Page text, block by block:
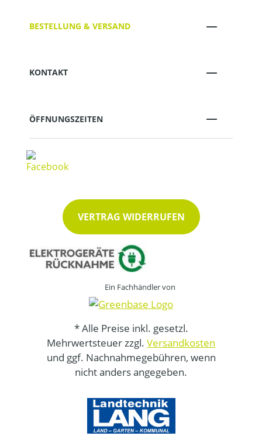
BESTELLUNG & VERSAND
KONTAKT
ÖFFNUNGSZEITEN
VERTRAG WIDERRUFEN
Ein Fachhändler von
* Alle Preise inkl. gesetzl.
Mehrwertsteuer zzgl. Versandkosten
und ggf. Nachnahmegebühren, wenn
nicht anders angegeben.